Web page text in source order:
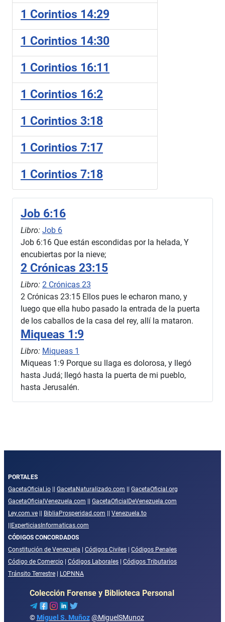
1 Corintios 14:29
1 Corintios 14:30
1 Corintios 16:11
1 Corintios 16:2
1 Corintios 3:18
1 Corintios 7:17
1 Corintios 7:18
Job 6:16
Libro: Job 6
Job 6:16 Que están escondidas por la helada, Y
encubiertas por la nieve;
2 Crónicas 23:15
Libro: 2 Crónicas 23
2 Crónicas 23:15 Ellos pues le echaron mano, y
luego que ella hubo pasado la entrada de la puerta
de los caballos de la casa del rey, allí la mataron.
Miqueas 1:9
Libro: Miqueas 1
Miqueas 1:9 Porque su llaga es dolorosa, y llegó
hasta Judá; llegó hasta la puerta de mi pueblo,
hasta Jerusalén.
PORTALES
GacetaOficial.io
GacetaNaturalizado.com
GacetaOficial.org
GacetaOficialVenezuela.com
GacetaOficialDeVenezuela.com
Ley.com.ve
BibliaProsperidad.com
Venezuela.to
ExperticiasInformaticas.com
CÓDIGOS CONCORDADOS
Constitución de Venezuela
Códigos Civiles
Códigos Penales
Código de Comercio
Códigos Laborales
Códigos Tributarios
Tránsito Terrestre
LOPNNA
Colección Forense y Biblioteca Personal
© Miguel S. Muñoz @MiguelSMunoz